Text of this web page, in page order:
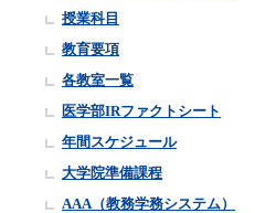
授業科目
教育要項
各教室一覧
医学部IRファクトシート
年間スケジュール
大学院準備課程
AAA（教務学務システム）